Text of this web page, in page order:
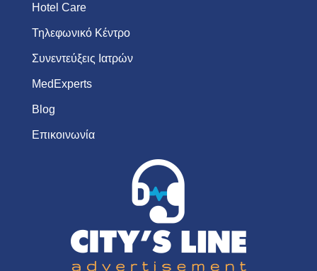
Hotel Care
Τηλεφωνικό Κέντρο
Συνεντεύξεις Ιατρών
MedExperts
Blog
Επικοινωνία